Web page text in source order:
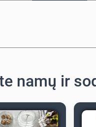
namų ir